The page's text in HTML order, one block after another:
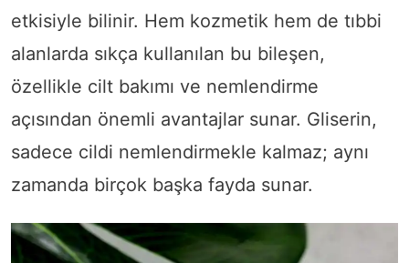
etkisiyle bilinir. Hem kozmetik hem de tıbbi
alanlarda sıkça kullanılan bu bileşen,
özellikle cilt bakımı ve nemlendirme
açısından önemli avantajlar sunar. Gliserin,
sadece cildi nemlendirmekle kalmaz; aynı
zamanda birçok başka fayda sunar.